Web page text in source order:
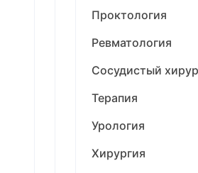
Проктология
Ревматология
Сосудистый
Терапия
Урология
Хирургия